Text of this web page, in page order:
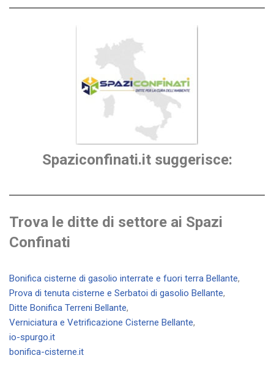
Spaziconfinati.it suggerisce:
Trova le ditte di settore ai Spazi
Confinati
Bonifica cisterne di gasolio interrate e fuori terra Bellante,
Prova di tenuta cisterne e Serbatoi di gasolio Bellante,
Ditte Bonifica Terreni Bellante,
Verniciatura e Vetrificazione Cisterne Bellante,
io-spurgo.it
bonifica-cisterne.it